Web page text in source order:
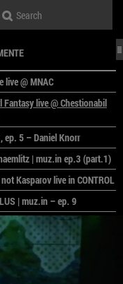
live @ MNAC
Fantasy live @ Chestionabil
ep. 5 – Daniel Knorr
| muz.in ep.3 (part.1)
Kasparov live in CONTROL
| muz.in – ep. 9
LALELE – prima premieră a
MACAZ
– filme poloneze la